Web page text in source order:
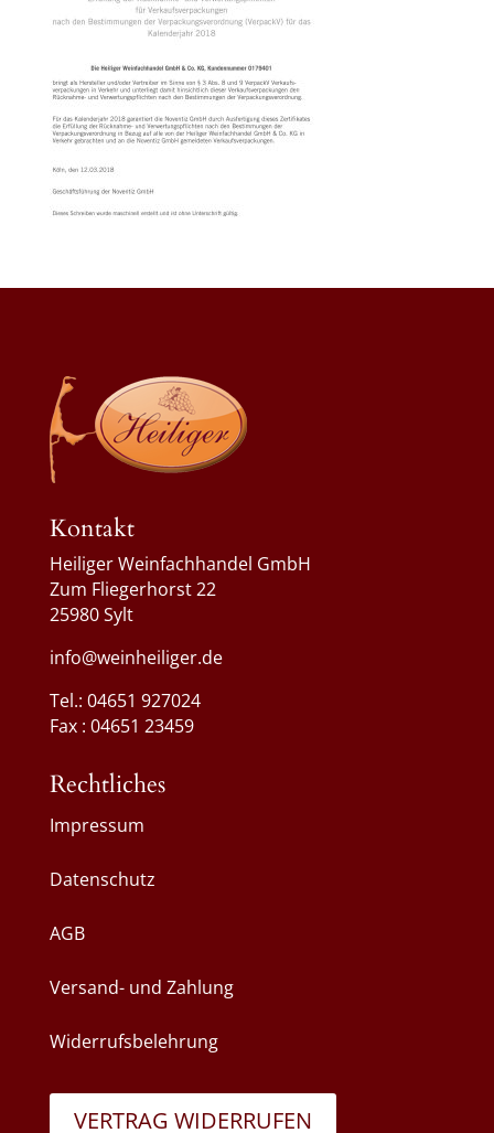
Kontakt
Heiliger Weinfachhandel GmbH
Zum Fliegerhorst 22
25980 Sylt
info@weinheiliger.de
Tel.: 04651 927024
Fax : 04651 23459
Rechtliches
Impressum
Datenschutz
AGB
Versand- und Zahlung
Widerrufsbelehrung
VERTRAG WIDERRUFEN